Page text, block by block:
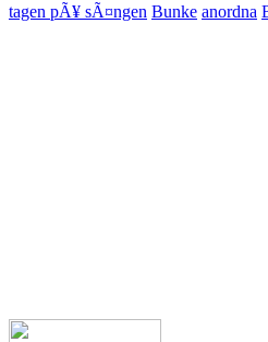
tagen pÃ¥ sÃ¤ngen Bunke anordna